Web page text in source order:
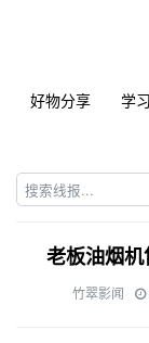
好物分享 学
老板油烟
竹翠影闻